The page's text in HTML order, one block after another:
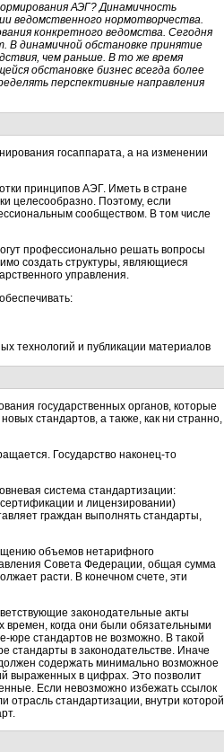
АЭГ? Динамичность
ведомственного нормотворчества.
конкретного ведомства. Сегодня
В динамичной обстановке принятие
чем раньше. В то же время
обстановке бизнес всегда более
перспективные направления
госаппарата, а на изменении
принципов АЭГ. Иметь в стране
целесообразно. Поэтому, если
сообществом. В том числе
профессионально решать вопросы
создать структуры, являющиеся
управления.
технологий и публикации материалов
государственных органов, которые
стандартов, а также, как ни странно,
Государство наконец-то
система стандартизации:
и лицензировании)
граждан выполнять стандарты,
объемов нетарифного
Совета Федерации, общая сумма
расти. В конечном счете, эти
законодательные акты
времен, когда они были обязательными
юре стандартов не возможно. В такой
стандарты в законодательстве. Иначе
содержать минимально возможное
выраженных в цифрах. Это позволит
Если невозможно избежать ссылок
отрасль стандартизации, внутри которой